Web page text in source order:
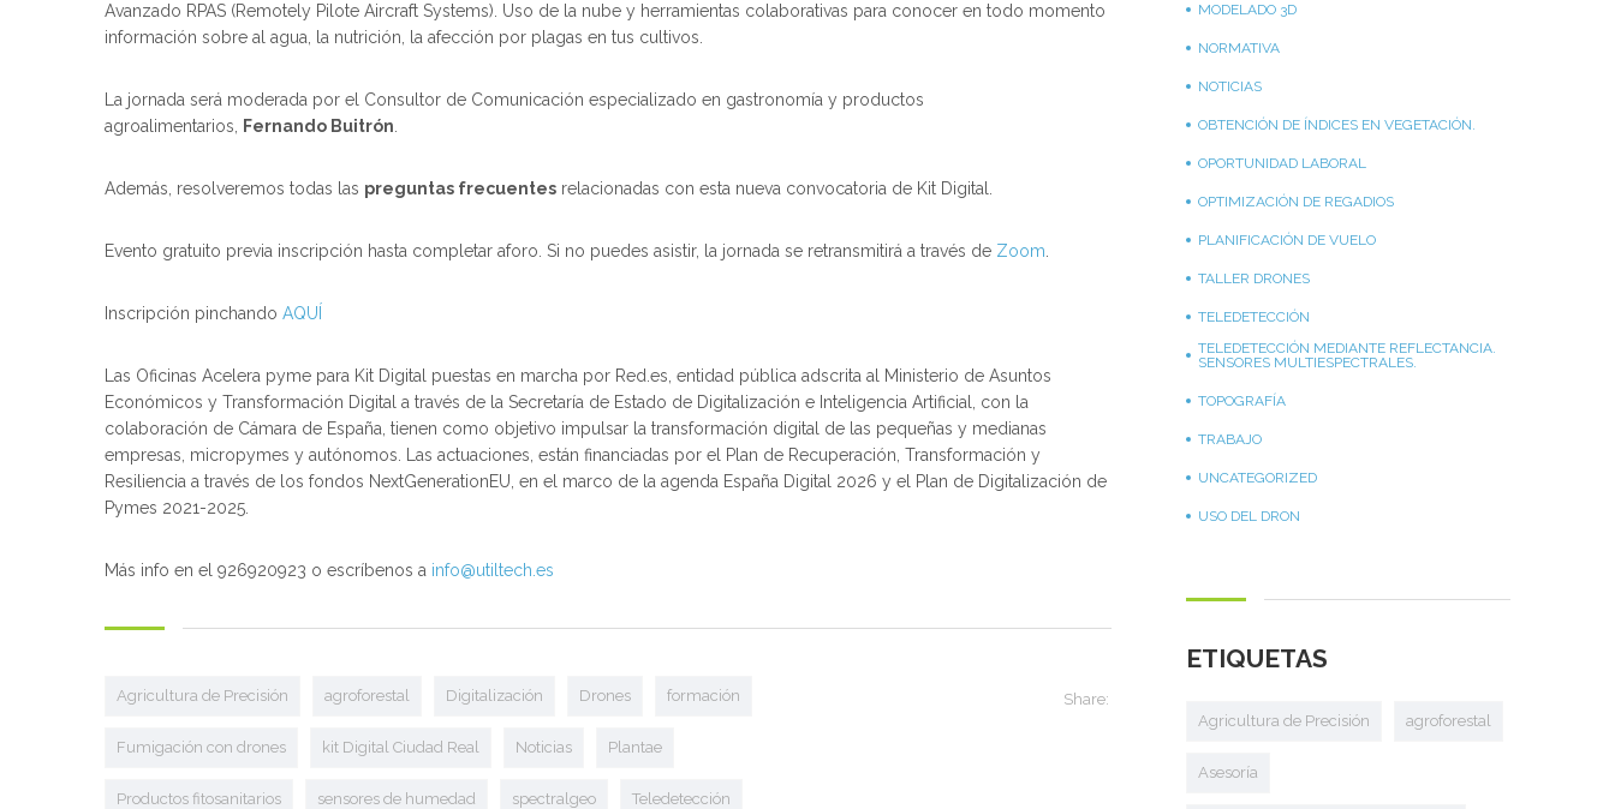
Avanzado RPAS (Remotely Pilote Aircraft Systems). Uso de la nube y herramientas colaborativas para conocer en todo momento
información sobre al agua, la nutrición, la afección por plagas en tus cultivos.
La jornada será moderada por el Consultor de Comunicación especializado en gastronomía y productos
agroalimentarios,
Fernando Buitrón
Además, resolveremos todas las preguntas frecuentes relacionadas con esta nueva convocatoria de Kit Digital.
Evento gratuito previa inscripción hasta completar aforo. Si no puedes asistir, la jornada se retransmitirá a través de Zoom
Inscripción pinchando AQUÍ
Las Oficinas Acelera pyme para Kit Digital puestas en marcha por Red.es, entidad pública adscrita al Ministerio de Asuntos
Económicos y Transformación Digital a través de la Secretaría de Estado de Digitalización e Inteligencia Artificial, con la
colaboración de Cámara de España, tienen como objetivo impulsar la transformación digital de las pequeñas y medianas
empresas, micropymes y autónomos. Las actuaciones, están financiadas por el Plan de Recuperación, Transformación y
Resiliencia a través de los fondos NextGenerationEU, en el marco de la agenda España Digital 2026 y el Plan de Digitalización de
Pymes 2021-2025.
Más info en el 926920923 o escríbenos a info@utiltech.es
Agricultura de Precisión agroforestal Digitalización Drones formación
Fumigación con drones kit Digital Ciudad Real Noticias Plantae
Productos fitosanitarios sensores de humedad spectralgeo Teledetección
Share:
MODELADO 3D
NORMATIVA
NOTICIAS
OBTENCIÓN DE ÍNDICES EN VEGETACIÓN.
OPORTUNIDAD LABORAL
OPTIMIZACIÓN DE REGADIOS
PLANIFICACIÓN DE VUELO
TALLER DRONES
TELEDETECCIÓN
TELEDETECCIÓN MEDIANTE REFLECTANCIA.
SENSORES MULTIESPECTRALES.
TOPOGRAFÍA
TRABAJO
UNCATEGORIZED
USO DEL DRON
ETIQUETAS
Agricultura de Precisión agroforestal
Asesoría